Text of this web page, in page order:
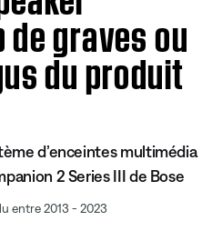
graves ou
du produit
d’enceintes multimédia
2 Series III de Bose
entre 2013 - 2023